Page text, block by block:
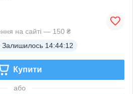
на сайті — 150 ₴
Залишилось 14:44:12
Купити
або